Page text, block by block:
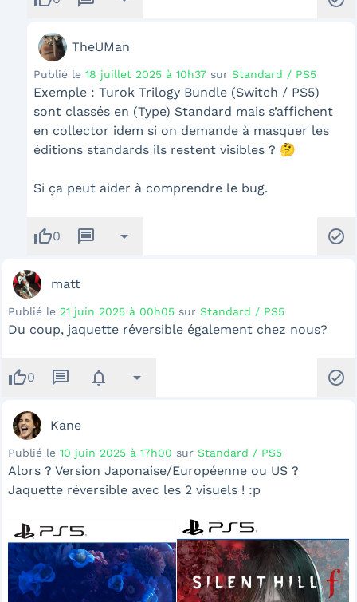
TheUMan
Publié le 18 juillet 2025 à 10h37 sur Standard / PS5
Exemple : Turok Trilogy Bundle (Switch / PS5)
sont classés en (Type) Standard mais s’affichent
en collector idem si on demande à masquer les
éditions standards ils restent visibles ? 🤔
Si ça peut aider à comprendre le bug.
thumb_up0 message arrow_drop_down check_circle
matt
Publié le 21 juin 2025 à 00h05 sur Standard / PS5
Du coup, jaquette réversible également chez nous?
thumb_up0 message notifications arrow_drop_down check_circle
Kane
Publié le 10 juin 2025 à 17h00 sur Standard / PS5
Alors ? Version Japonaise/Européenne ou US ?
Jaquette réversible avec les 2 visuels ! :p